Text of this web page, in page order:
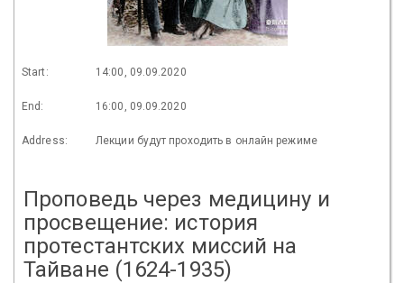
Start: 14:00, 09.09.2020
End: 16:00, 09.09.2020
Address: Лекции будут проходить в онлайн режиме
Проповедь через медицину и
просвещение: история
протестантских миссий на
Тайване (1624-1935)